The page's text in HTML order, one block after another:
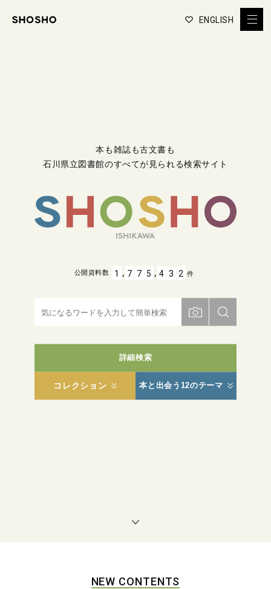
ENGLISH
本も雑誌も古文書も
石川県立図書館のすべてが見られる検索サイト
詳細検索
コレクション 本と出会う12のテーマ
公開資料数 1 , 7 7 5 , 4 3 2 件
NEW CONTENTS